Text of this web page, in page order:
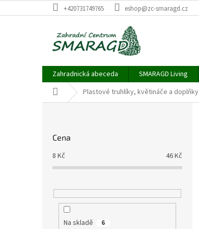
na
+420731749765 eshop@zc-smaragd.cz
Zahradnická abeceda SMARAGD Living
Domů Plastové truhlíky, květináče a doplňky
Cena
8 Kč 46Kč
Na skladě 6